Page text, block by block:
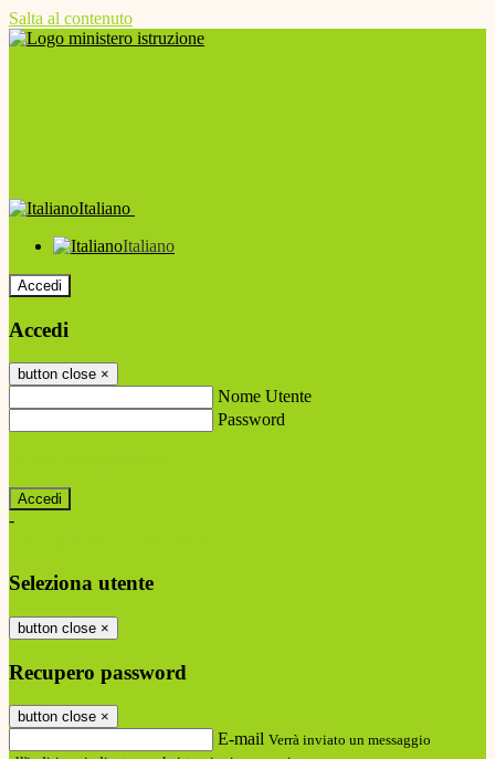
Salta al contenuto
Italiano
Italiano
Accedi
Accedi
button close ×
Nome Utente
Password
-
Seleziona utente
button close ×
Recupero password
button close ×
E-mail Verrà inviato un messaggio